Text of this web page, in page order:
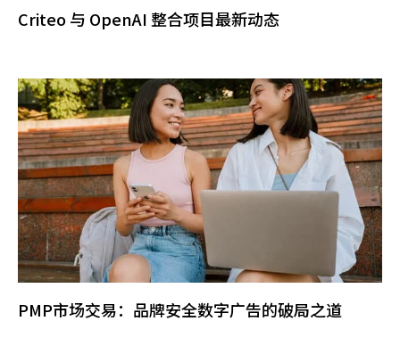
Criteo 与 OpenAI 整合项目最新动态
PMP市场交易：品牌安全数字广告的破局之道